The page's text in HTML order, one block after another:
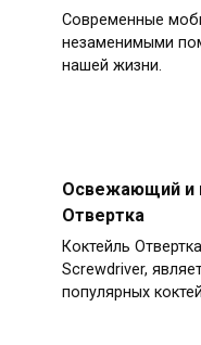
Современные
незаменимыми
нашей жизни.
Освежающий и
Отвертка
Коктейль
Screwdriver,
популярных